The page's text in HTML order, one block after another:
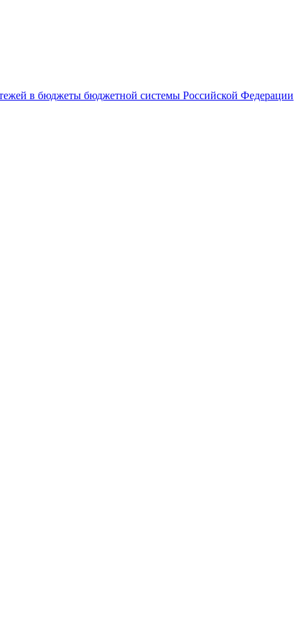
в бюджеты бюджетной системы Российской Федерации